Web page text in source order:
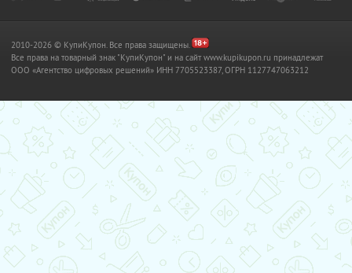
2010-2026 © КупиКупон. Все права защищены.
Все права на товарный знак "КупиКупон" и на сайт www.kupikupon.ru принадлежат
OOO «Агентство цифровых решений» ИНН 7705523387, ОГРН 1127747063212